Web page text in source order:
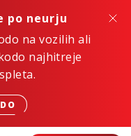
po neurju
na vozilih ali
najhitreje